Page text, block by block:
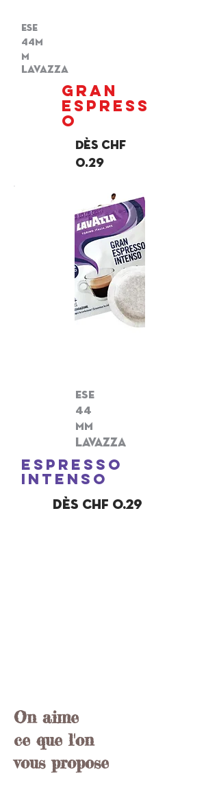
lavazza
ese
44m
m
gran
espress
o
Dès chf
0.29
lavazza
ese
44
mm
espresso
intenso
dès chf 0.29
On aime
ce que l'on
vous propose